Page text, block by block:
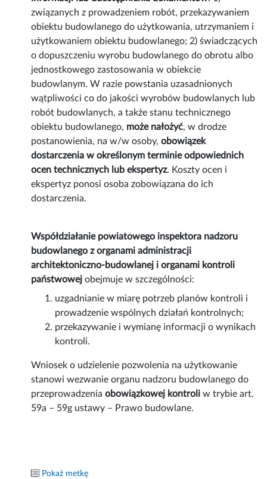
związanych z prowadzeniem robót, przekazywaniem
obiektu budowlanego do użytkowania, utrzymaniem i
użytkowaniem obiektu budowlanego; 2) świadczących
o dopuszczeniu wyrobu budowlanego do obrotu albo
jednostkowego zastosowania w obiekcie
budowlanym. W razie powstania uzasadnionych
wątpliwości co do jakości wyrobów budowlanych lub
robót budowlanych, a także stanu technicznego
obiektu budowlanego, może nałożyć, w drodze
postanowienia, na w/w osoby,obowiązek
dostarczenia w określonym terminie odpowiednich
ocen technicznych lub ekspertyz. Koszty ocen i
ekspertyz ponosi osoba zobowiązana do ich
dostarczenia.
Współdziałanie powiatowego inspektora nadzoru
budowlanego z organami administracji
architektoniczno-budowlanej i organami kontroli
państwowej obejmuje w szczególności:
uzgadnianie w miarę potrzeb planów kontroli i
prowadzenie wspólnych działań kontrolnych;
przekazywanie i wymianę informacji o wynikach
kontroli.
Wniosek o udzielenie pozwolenia na użytkowanie
stanowi wezwanie organu nadzoru budowlanego do
przeprowadzeniaobowiązkowej kontroliw trybie art.
59a – 59g ustawy – Prawo budowlane.
Pokaż metkę